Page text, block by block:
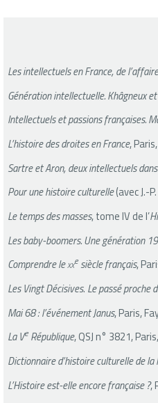
Les intellectuels en France, de
Génération intellectuelle. Khâgneux
Intellectuels et passions françaises.
L’histoire des droites en France,
Sartre et Aron, deux intellectuels
Pour une histoire culturelle(avec J.-
Le temps des masses, tome IV de l’
Les baby-boomers. Une génération
Comprendre lexxe siècle français,
Les Vingt Décisives. Le passé
Mai 68 : l’événement Janus, Paris,
La Ve République, QSJ n° 3821,
Dictionnaire d’histoire culturelle de
L’Histoire est-elle encore française ?,